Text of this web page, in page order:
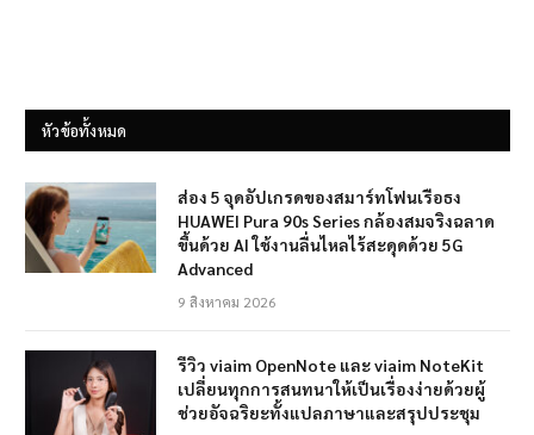
หัวข้อทั้งหมด
ส่อง 5 จุดอัปเกรดของสมาร์ทโฟนเรือธง
HUAWEI Pura 90s Series กล้องสมจริงฉลาด
ขึ้นด้วย AI ใช้งานลื่นไหลไร้สะดุดด้วย 5G
Advanced
9 สิงหาคม 2026
รีวิว viaim OpenNote และ viaim NoteKit
เปลี่ยนทุกการสนทนาให้เป็นเรื่องง่ายด้วยผู้
ช่วยอัจฉริยะทั้งแปลภาษาและสรุปประชุม